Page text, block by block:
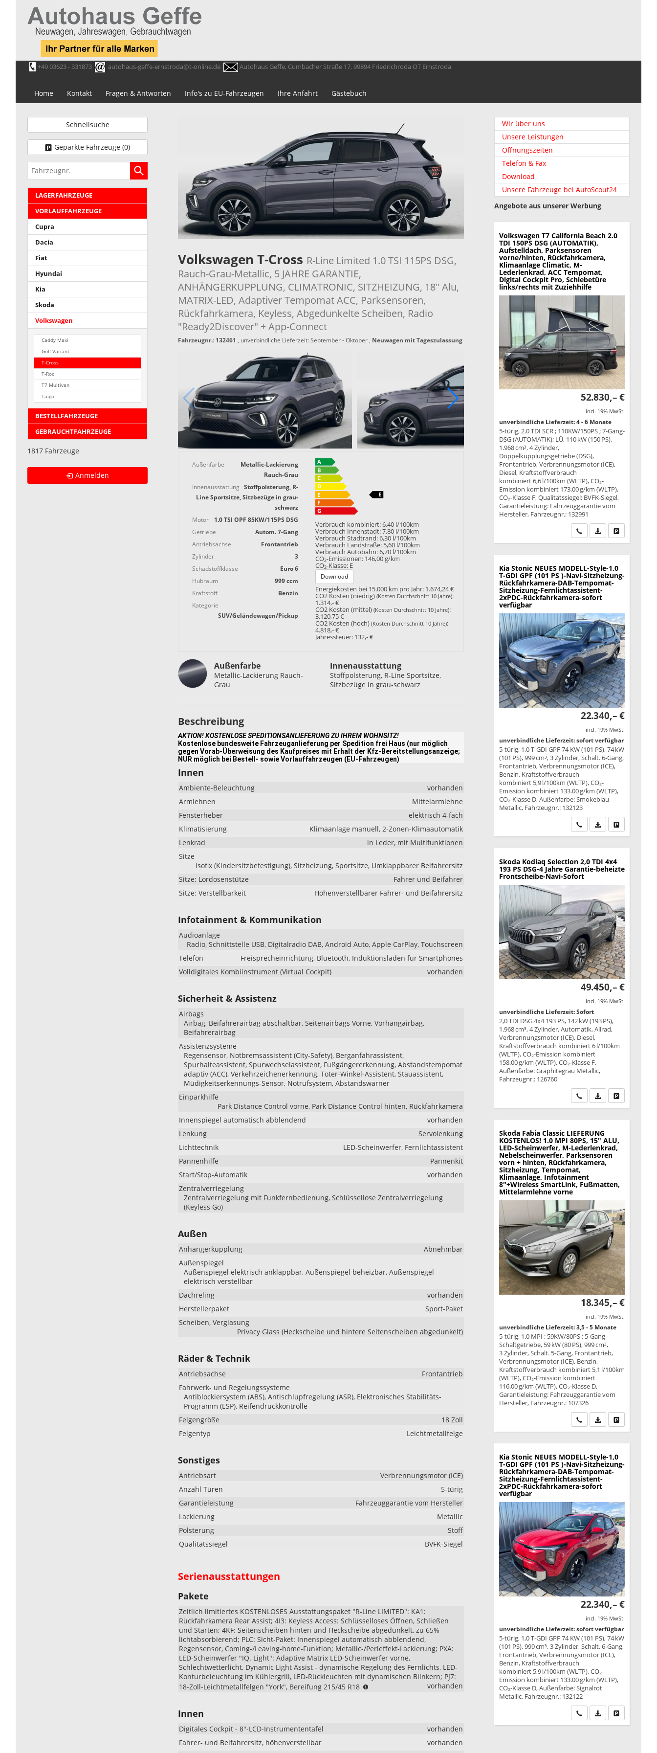
+49 03623 - 331873 autohaus-geffe-ernstroda@t-online.de Autohaus Geffe, Cumbacher Straße 17, 99894 Friedrichroda OT Ernstroda
Home Kontakt Fragen & Antworten Info's zu EU-Fahrzeugen Ihre Anfahrt Gästebuch
Volkswagen T-Cross R-Line Limited 1.0 TSI 115PS DSG,
Rauch-Grau-Metallic, 5 JAHRE GARANTIE,
ANHÄNGERKUPPLUNG, CLIMATRONIC, SITZHEIZUNG, 18" Alu,
MATRIX-LED, Adaptiver Tempomat ACC, Parksensoren,
Rückfahrkamera, Keyless, Abgedunkelte Scheiben, Radio
"Ready2Discover" + App-Connect
Fahrzeugnr.: 132461 , unverbindliche Lieferzeit: September - Oktober , Neuwagen mit Tageszulassung
Außenfarbe
Metallic-Lackierung
Rauch-Grau
Innenausstattung
Stoffpolsterung, R-
Line Sportsitze, Sitzbezüge in grau-
schwarz
Motor
1.0 TSI OPF 85KW/115PS DSG
Getriebe
Autom. 7-Gang
Antriebsachse
Frontantrieb
Zylinder
3
Schadstoffklasse
Euro 6
Hubraum
999 ccm
Kraftstoff
Benzin
Kategorie
SUV/Geländewagen/Pickup
Verbrauch kombiniert: 6,40 l/100km
Verbrauch Innenstadt: 7,80 l/100km
Verbrauch Stadtrand: 6,30 l/100km
Verbrauch Landstraße: 5,60 l/100km
Verbrauch Autobahn: 6,70 l/100km
CO2-Emissionen: 146,00 g/km
CO2-Klasse: E
Download
Energiekosten bei 15.000 km pro Jahr: 1.674,24 €
CO2 Kosten (niedrig)(Kosten Durchschnitt 10 Jahre):
1.314,- €
CO2 Kosten (mittel)(Kosten Durchschnitt 10 Jahre):
3.120,75 €
CO2 Kosten (hoch)(Kosten Durchschnitt 10 Jahre):
4.818,- €
Jahressteuer: 132,- €
Außenfarbe
Metallic-Lackierung Rauch-
Grau
Innenausstattung
Stoffpolsterung, R-Line Sportsitze,
Sitzbezüge in grau-schwarz
Beschreibung
AKTION! KOSTENLOSE SPEDITIONSANLIEFERUNG ZU IHREM WOHNSITZ!
Kostenlose bundesweite Fahrzeuganlieferung per Spedition frei Haus (nur möglich
gegen Vorab-Überweisung des Kaufpreises mit Erhalt der Kfz-Bereitstellungsanzeige;
NUR möglich bei Bestell- sowie Vorlauffahrzeugen (EU-Fahrzeugen)
Innen
Ambiente-Beleuchtung
vorhanden
Armlehnen
Mittelarmlehne
Fensterheber
elektrisch 4-fach
Klimatisierung
Klimaanlage manuell, 2-Zonen-Klimaautomatik
Lenkrad
in Leder, mit Multifunktionen
Sitze
Isofix (Kindersitzbefestigung), Sitzheizung, Sportsitze, Umklappbarer Beifahrersitz
Sitze: Lordosenstütze
Fahrer und Beifahrer
Sitze: Verstellbarkeit
Höhenverstellbarer Fahrer- und Beifahrersitz
Infotainment & Kommunikation
Audioanlage
Radio, Schnittstelle USB, Digitalradio DAB, Android Auto, Apple CarPlay, Touchscreen
Telefon
Freisprecheinrichtung, Bluetooth, Induktionsladen für Smartphones
Volldigitales Kombiinstrument (Virtual Cockpit)
vorhanden
Sicherheit & Assistenz
Airbags
Airbag, Beifahrerairbag abschaltbar, Seitenairbags Vorne, Vorhangairbag,
Beifahrerairbag
Assistenzsysteme
Regensensor, Notbremsassistent (City-Safety), Berganfahrassistent,
Spurhalteassistent, Spurwechselassistent, Fußgängererkennung, Abstandstempomat
adaptiv (ACC), Verkehrzeichenerkennung, Toter-Winkel-Assistent, Stauassistent,
Müdigkeitserkennungs-Sensor, Notrufsystem, Abstandswarner
Einparkhilfe
Park Distance Control vorne, Park Distance Control hinten, Rückfahrkamera
Innenspiegel automatisch abblendend
vorhanden
Lenkung
Servolenkung
Lichttechnik
LED-Scheinwerfer, Fernlichtassistent
Pannenhilfe
Pannenkit
Start/Stop-Automatik
vorhanden
Zentralverriegelung
Zentralverriegelung mit Funkfernbedienung, Schlüssellose Zentralverriegelung
(Keyless Go)
Außen
Anhängerkupplung
Abnehmbar
Außenspiegel
Außenspiegel elektrisch anklappbar, Außenspiegel beheizbar, Außenspiegel
elektrisch verstellbar
Dachreling
vorhanden
Herstellerpaket
Sport-Paket
Scheiben, Verglasung
Privacy Glass (Heckscheibe und hintere Seitenscheiben abgedunkelt)
Räder & Technik
Antriebsachse
Frontantrieb
Fahrwerk- und Regelungssysteme
Antiblockiersystem (ABS), Antischlupfregelung (ASR), Elektronisches Stabilitäts-
Programm (ESP), Reifendruckkontrolle
Felgengröße
18 Zoll
Felgentyp
Leichtmetallfelge
Sonstiges
Antriebsart
Verbrennungsmotor (ICE)
Anzahl Türen
5-türig
Garantieleistung
Fahrzeuggarantie vom Hersteller
Lackierung
Metallic
Polsterung
Stoff
Qualitätssiegel
BVFK-Siegel
Serienausstattungen
Pakete
Zeitlich limitiertes KOSTENLOSES Ausstattungspaket "R-Line LIMITED": KA1:
Rückfahrkamera Rear Assist; 4I3: Keyless Access: Schlüsselloses Öffnen, Schließen
und Starten; 4KF: Seitenscheiben hinten und Heckscheibe abgedunkelt, zu 65%
lichtabsorbierend; PLC: Sicht-Paket: Innenspiegel automatisch abblendend,
Regensensor, Coming-/Leaving-home-Funktion; Metallic-/Perleffekt-Lackierung; PXA:
LED-Scheinwerfer "IQ. Light": Adaptive Matrix LED-Scheinwerfer vorne,
Schlechtwetterlicht, Dynamic Light Assist - dynamische Regelung des Fernlichts, LED-
Konturbeleuchtung im Kühlergrill, LED-Rückleuchten mit dynamischen Blinkern; PJ7:
18-Zoll-Leichtmetallfelgen "York", Bereifung 215/45 R18
vorhanden
Innen
Digitales Cockpit - 8"-LCD-Instrumententafel
vorhanden
Fahrer- und Beifahrersitz, höhenverstellbar
vorhanden
Schnellsuche
Geparkte Fahrzeuge (0)
Fahrzeugnr.
LAGERFAHRZEUGE
VORLAUFFAHRZEUGE
Cupra
Dacia
Fiat
Hyundai
Kia
Skoda
Volkswagen
Caddy Maxi
Golf Variant
T-Cross
T-Roc
T7 Multivan
Taigo
BESTELLFAHRZEUGE
GEBRAUCHTFAHRZEUGE
1817 Fahrzeuge
Anmelden
Wir über uns
Unsere Leistungen
Öffnungszeiten
Telefon & Fax
Download
Unsere Fahrzeuge bei AutoScout24
Angebote aus unserer Werbung
Volkswagen T7 California Beach 2.0
TDI 150PS DSG (AUTOMATIK),
Aufstelldach, Parksensoren
vorne/hinten, Rückfahrkamera,
Klimaanlage Climatic, M-
Lederlenkrad, ACC Tempomat,
Digital Cockpit Pro, Schiebetüre
links/rechts mit Zuziehhilfe
52.830,– €
incl. 19% MwSt.
unverbindliche Lieferzeit: 4 - 6 Monate
5-türig, 2.0 TDI SCR ; 110KW/150PS ; 7-Gang-
DSG (AUTOMATIK); LÜ, 110 kW (150 PS),
1.968 cm³, 4 Zylinder,
Doppelkupplungsgetriebe (DSG),
Frontantrieb, Verbrennungsmotor (ICE),
Diesel, Kraftstoffverbrauch
kombiniert 6,6 l/100km (WLTP), CO₂-
Emission kombiniert 173.00 g/km (WLTP),
CO₂-Klasse F, Qualitätssiegel: BVFK-Siegel,
Garantieleistung: Fahrzeuggarantie vom
Hersteller, Fahrzeugnr.: 132991
Wir rufen Sie an
PDF-Datei,Drucken,
Kia Stonic NEUES MODELL-Style-1,0
T-GDI GPF (101 PS )-Navi-Sitzheizung-
Rückfahrkamera-DAB-Tempomat-
Sitzheizung-Fernlichtassistent-
2xPDC-Rückfahrkamera-sofort
verfügbar
22.340,– €
incl. 19% MwSt.
unverbindliche Lieferzeit: sofort verfügbar
5-türig, 1,0 T-GDI GPF 74 KW (101 PS), 74 kW
(101 PS), 999 cm³, 3 Zylinder, Schalt. 6-Gang,
Frontantrieb, Verbrennungsmotor (ICE),
Benzin, Kraftstoffverbrauch
kombiniert 5,9 l/100km (WLTP), CO₂-
Emission kombiniert 133.00 g/km (WLTP),
CO₂-Klasse D, Außenfarbe: Smokeblau
Metallic, Fahrzeugnr.: 132123
Wir rufen Sie an
PDF-Datei,Drucken,
Skoda Kodiaq Selection 2,0 TDI 4x4
193 PS DSG-4 Jahre Garantie-beheizte
Frontscheibe-Navi-Sofort
49.450,– €
incl. 19% MwSt.
unverbindliche Lieferzeit: Sofort
2,0 TDI DSG 4x4 193 PS, 142 kW (193 PS),
1.968 cm³, 4 Zylinder, Automatik, Allrad,
Verbrennungsmotor (ICE), Diesel,
Kraftstoffverbrauch kombiniert 6 l/100km
(WLTP), CO₂-Emission kombiniert
158.00 g/km (WLTP), CO₂-Klasse F,
Außenfarbe: Graphitegrau Metallic,
Fahrzeugnr.: 126760
Wir rufen Sie an
PDF-Datei,Drucken,
Skoda Fabia Classic LIEFERUNG
KOSTENLOS! 1.0 MPI 80PS, 15" ALU,
LED-Scheinwerfer, M-Lederlenkrad,
Nebelscheinwerfer, Parksensoren
vorn + hinten, Rückfahrkamera,
Sitzheizung, Tempomat,
Klimaanlage, Infotainment
8"+Wireless SmartLink, Fußmatten,
Mittelarmlehne vorne
18.345,– €
incl. 19% MwSt.
unverbindliche Lieferzeit: 3,5 - 5 Monate
5-türig, 1.0 MPI ; 59KW/80PS ; 5-Gang-
Schaltgetriebe, 59 kW (80 PS), 999 cm³,
3 Zylinder, Schalt. 5-Gang, Frontantrieb,
Verbrennungsmotor (ICE), Benzin,
Kraftstoffverbrauch kombiniert 5,1 l/100km
(WLTP), CO₂-Emission kombiniert
116.00 g/km (WLTP), CO₂-Klasse D,
Garantieleistung: Fahrzeuggarantie vom
Hersteller, Fahrzeugnr.: 107326
Wir rufen Sie an
PDF-Datei,Drucken,
Kia Stonic NEUES MODELL-Style-1,0
T-GDI GPF (101 PS )-Navi-Sitzheizung-
Rückfahrkamera-DAB-Tempomat-
Sitzheizung-Fernlichtassistent-
2xPDC-Rückfahrkamera-sofort
verfügbar
22.340,– €
incl. 19% MwSt.
unverbindliche Lieferzeit: sofort verfügbar
5-türig, 1,0 T-GDI GPF 74 KW (101 PS), 74 kW
(101 PS), 999 cm³, 3 Zylinder, Schalt. 6-Gang,
Frontantrieb, Verbrennungsmotor (ICE),
Benzin, Kraftstoffverbrauch
kombiniert 5,9 l/100km (WLTP), CO₂-
Emission kombiniert 133.00 g/km (WLTP),
CO₂-Klasse D, Außenfarbe: Signalrot
Metallic, Fahrzeugnr.: 132122
Wir rufen Sie an
PDF-Datei,Drucken,